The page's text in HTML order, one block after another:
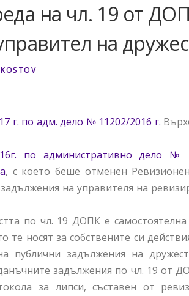
на чл. 19 от
на
г. по адм. дело № 11202/2016 г.
по административно дело №
, с което беше отменен
на управителя на
по чл. 19 ДОПК е самостоятелна
те носят за собствените си
публични задължения на
задължения по чл. 19 от
за липси, съставен от